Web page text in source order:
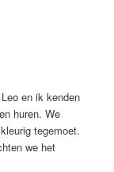
en ik kenden
huren. We
tegemoet.
we het